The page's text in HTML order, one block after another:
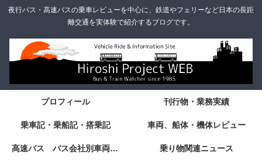
夜行バス・高速バスの乗車レビューを中心に、鉄道やフェリーなど日本の長距
離交通を実体験で紹介するブログです。
プロフィール 刊行物・業務実績
乗車記・乗船記・搭乗記 車両、船体・機体レビュー
高速バス バス会社別車両・設備・シート紹介 乗り物関連ニュース